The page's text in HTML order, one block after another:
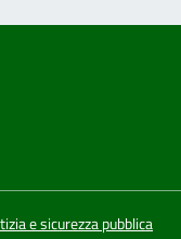
e sicurezza pubblica